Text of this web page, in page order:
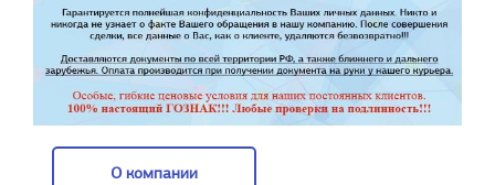
О компании